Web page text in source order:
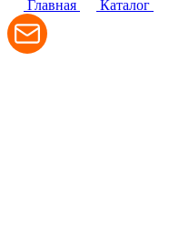
Главная
Каталог